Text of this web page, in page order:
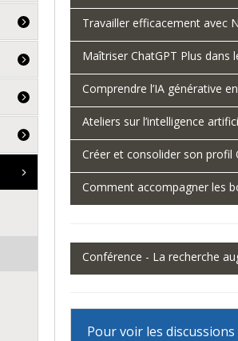
Travailler efficacement avec
Maîtriser ChatGPT Plus dans
Comprendre l’IA générative
Ateliers sur l’intelligence
Créer et consolider son profil
Comment accompagner les
Conférence - La recherche
Pour voir les